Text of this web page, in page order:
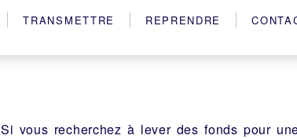
TRANSMETTRE REPRENDRE
Si vous recherchez à lever des fonds pour